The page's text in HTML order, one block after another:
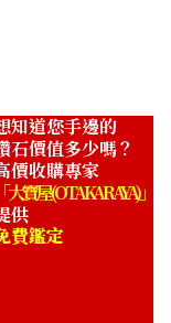
知道您手邊的
石價值多少嗎？
價收購專家
「大寶屋 (OTAKARAYA)」
供
費鑑定